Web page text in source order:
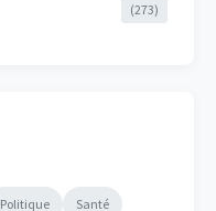
(273)
Politique Santé